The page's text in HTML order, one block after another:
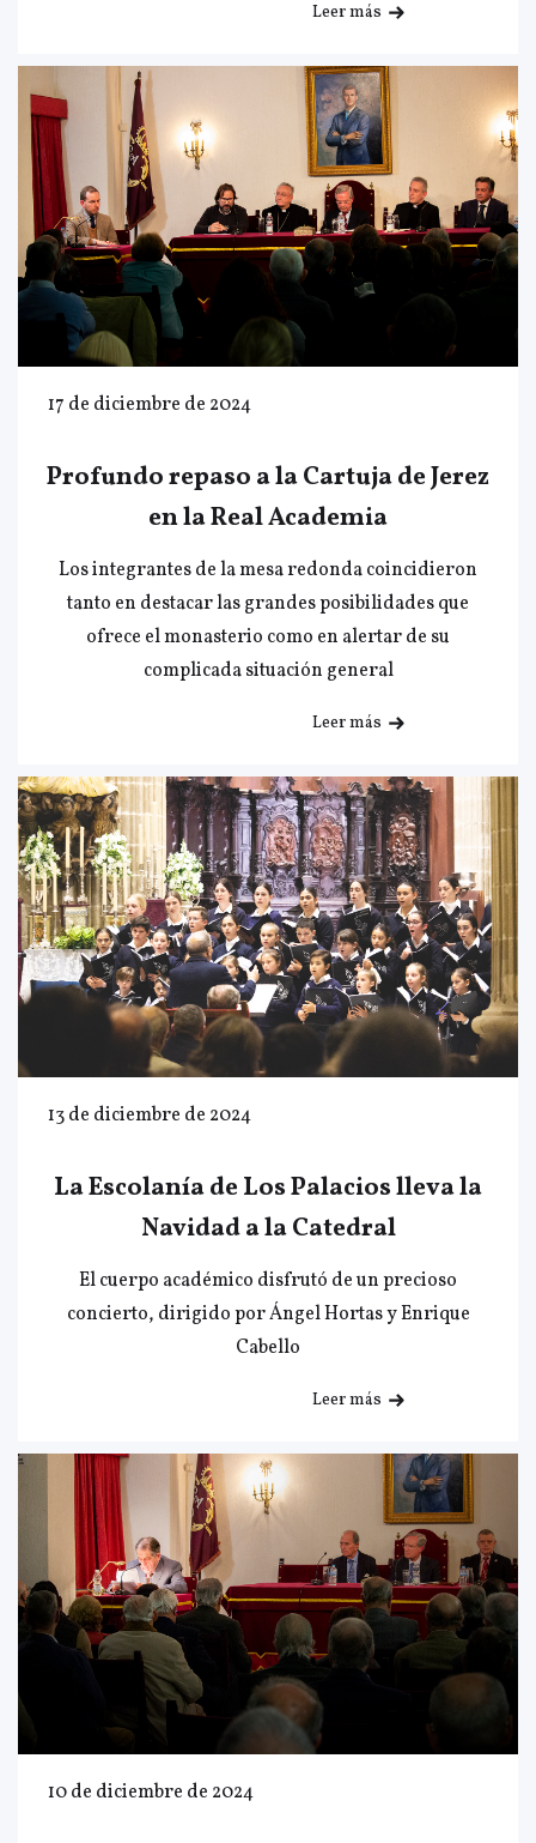
Leer más
17 de diciembre de 2024
Profundo repaso a la Cartuja de Jerez
en la Real Academia
Los integrantes de la mesa redonda coincidieron
tanto en destacar las grandes posibilidades que
ofrece el monasterio como en alertar de su
complicada situación general
Leer más
13 de diciembre de 2024
La Escolanía de Los Palacios lleva la
Navidad a la Catedral
El cuerpo académico disfrutó de un precioso
concierto, dirigido por Ángel Hortas y Enrique
Cabello
Leer más
10 de diciembre de 2024